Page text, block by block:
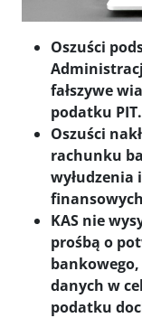
Oszuści
fałszywe
podatku PIT.
Oszuści
rachunku
KAS nie
prośbą o
danych w
podatku